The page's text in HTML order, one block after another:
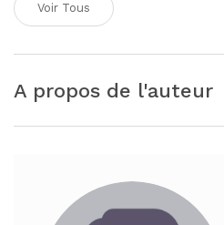
Voir Tous
A propos de l'auteur